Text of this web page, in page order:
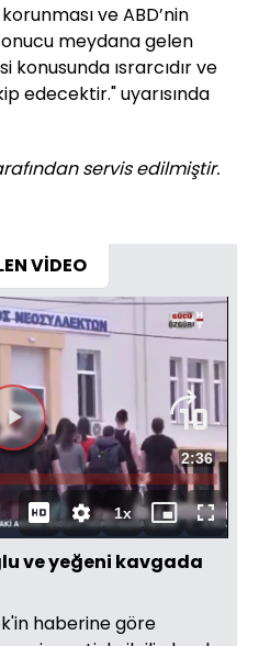
ve ABD’nin
meydana gelen
konusunda ısrarcıdır ve
edecektir." uyarısında
servis edilmiştir.
VİDEO
Videoyu
Oynat
Toplam
Süre
2:36
1xOynatma
Hızı
Mini
oynatıcı
Tam
Ekran
ve yeğeni kavgada
haberine göre